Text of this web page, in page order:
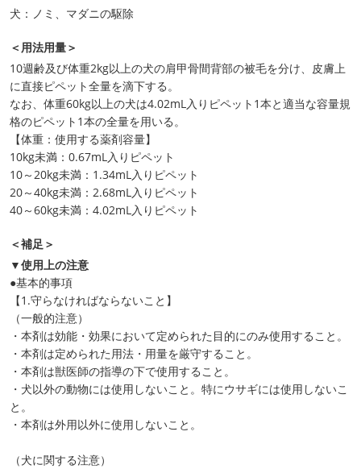
犬：ノミ、マダニの駆除
＜用法用量＞
10週齢及び体重2kg以上の犬の肩甲骨間背部の被毛を分け、皮膚上
に直接ピペット全量を滴下する。
なお、体重60kg以上の犬は4.02mL入りピペット1本と適当な容量規
格のピペット1本の全量を用いる。
【体重：使用する薬剤容量】
10kg未満：0.67mL入りピペット
10～20kg未満：1.34mL入りピペット
20～40kg未満：2.68mL入りピペット
40～60kg未満：4.02mL入りピペット
＜補足＞
▼使用上の注意
●基本的事項
【1.守らなければならないこと】
（一般的注意）
・本剤は効能・効果において定められた目的にのみ使用すること。
・本剤は定められた用法・用量を厳守すること。
・本剤は獣医師の指導の下で使用すること。
・犬以外の動物には使用しないこと。特にウサギには使用しないこ
と。
・本剤は外用以外に使用しないこと。
（犬に関する注意）